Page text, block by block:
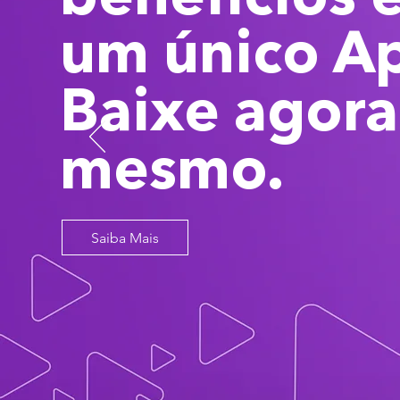
Saiba Mais
um único
Baixe agora
mesmo.